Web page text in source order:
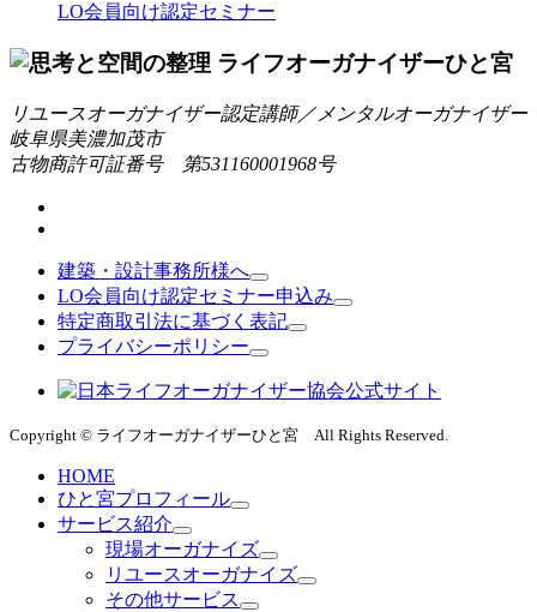
LO会員向け認定セミナー
リユースオーガナイザー認定講師／メンタルオーガナイザー
岐阜県美濃加茂市
古物商許可証番号 第531160001968号
建築・設計事務所様へ
LO会員向け認定セミナー申込み
特定商取引法に基づく表記
プライバシーポリシー
Copyright © ライフオーガナイザーひと宮 All Rights Reserved.
HOME
ひと宮プロフィール
サービス紹介
現場オーガナイズ
リユースオーガナイズ
その他サービス